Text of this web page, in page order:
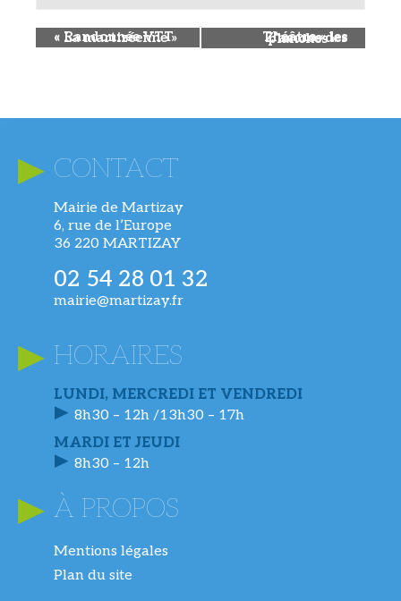
«
Randonnée VTT « La martizéenne » Théâtre « les Z’accros des planches »»
CONTACT
Mairie de Martizay
6, rue de l’Europe
36 220 MARTIZAY
02 54 28 01 32
mairie@martizay.fr
HORAIRES
LUNDI, MERCREDI ET VENDREDI
8h30 – 12h /13h30 – 17h
MARDI ET JEUDI
8h30 – 12h
À PROPOS
Mentions légales
Plan du site